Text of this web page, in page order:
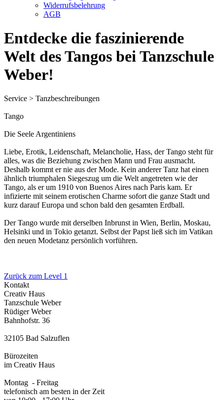
Widerrufsbelehrung
AGB
Entdecke die faszinierende
Welt des Tangos bei Tanzschule
Weber!
Service > Tanzbeschreibungen
Tango
Die Seele Argentiniens
Liebe, Erotik, Leidenschaft, Melancholie, Hass, der Tango steht für
alles, was die Beziehung zwischen Mann und Frau ausmacht.
Deshalb kommt er nie aus der Mode. Kein anderer Tanz hat einen
ähnlich triumphalen Siegeszug um die Welt angetreten wie der
Tango, als er um 1910 von Buenos Aires nach Paris kam. Er
infizierte mit seinem erotischen Charme sofort die ganze Stadt und
kurz darauf Europa und schon bald den gesamten Erdball.
Der Tango wurde mit derselben Inbrunst in Wien, Berlin, Moskau,
Helsinki und in Tokio getanzt. Selbst der Papst ließ sich im Vatikan
den neuen Modetanz persönlich vorführen.
Zurück zum Level 1
Kontakt
Creativ Haus
Tanzschule Weber
Rüdiger Weber
Bahnhofstr. 36
32105 Bad Salzuflen
Bürozeiten
im Creativ Haus
Montag - Freitag
telefonisch am besten in der Zeit